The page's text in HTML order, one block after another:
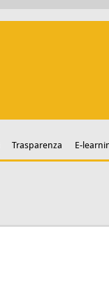
Trasparenza E-